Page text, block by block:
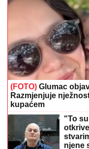
(FOTO) Glumac
Razmjenjuje
kupaćem
"To
njene